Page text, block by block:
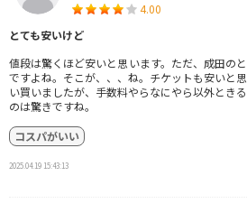
4.00
とても安いけど
値段は驚くほど安いと思います。ただ、成田のと
ですよね。そこが、、、ね。チケットも安いと思
い買いましたが、手数料やらなにやら以外ときる
のは驚きですね。
コスパがいい
2025.04.19 15:43:13